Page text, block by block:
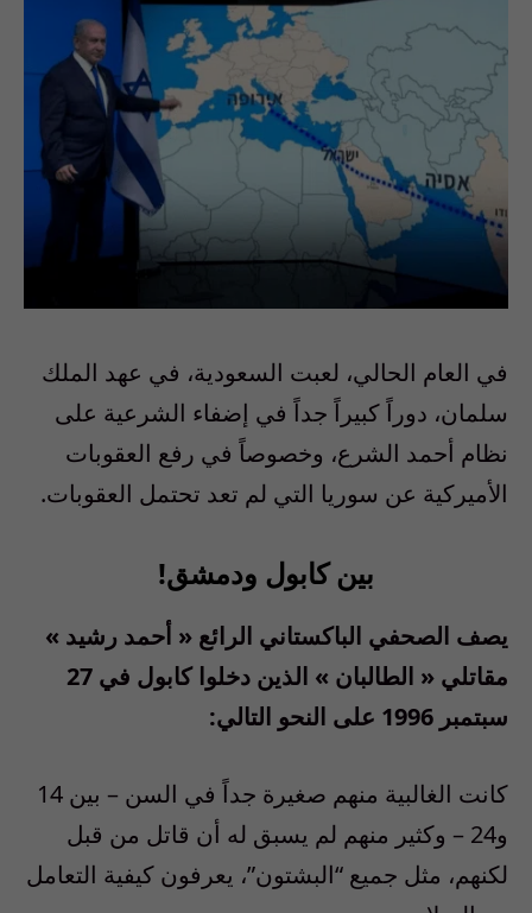
في العام الحالي، لعبت السعودية، في عهد الملك
سلمان، دوراً كبيراً جداً في إضفاء الشرعية على
نظام أحمد الشرع، وخصوصاً في رفع العقوبات
الأميركية عن سوريا التي لم تعد تحتمل العقوبات.
بين كابول ودمشق!
يصف الصحفي الباكستاني الرائع « أحمد رشيد »
مقاتلي « الطالبان » الذين دخلوا كابول في
سبتمبر
على النحو التالي:
كانت الغالبية منهم صغيرة جداً في السن – بين
و24 –
وكثير منهم لم يسبق له أن قاتل من قبل
لكنهم، مثل جميع “البشتون”، يعرفون كيفية التعامل